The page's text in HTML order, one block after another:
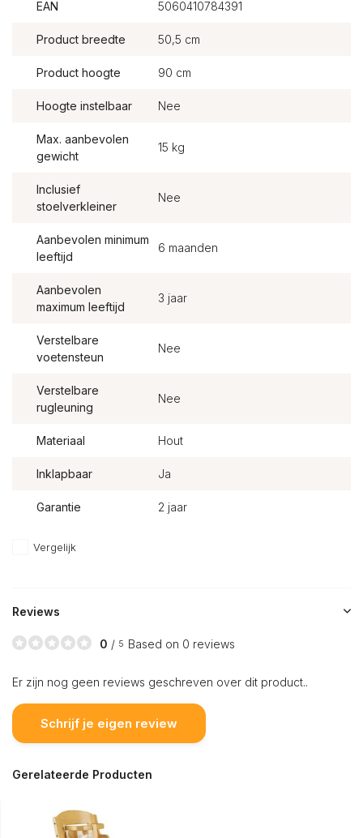
EAN 5060410784391
Product breedte 50,5 cm
Product hoogte 90 cm
Hoogte instelbaar Nee
Max. aanbevolen
gewicht
15 kg
Inclusief
stoelverkleiner
Nee
Aanbevolen minimum
leeftijd
6 maanden
Aanbevolen
maximum leeftijd
3 jaar
Verstelbare
voetensteun
Nee
Verstelbare
rugleuning
Nee
Materiaal Hout
Inklapbaar Ja
Garantie 2 jaar
Vergelijk
Reviews
0 / 5 Based on 0 reviews
Er zijn nog geen reviews geschreven over dit product..
Schrijf je eigen review
Gerelateerde Producten